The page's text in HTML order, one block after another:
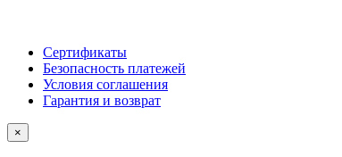
Сертификаты
Безопасность платежей
Условия соглашения
Гарантия и возврат
×